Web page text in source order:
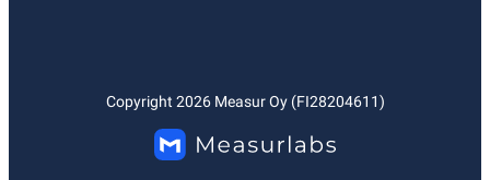
Copyright 2026Measur Oy (FI28204611)